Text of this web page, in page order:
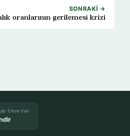
SONRAKI →
oranlarının gerilemesi krizi
Store'dan